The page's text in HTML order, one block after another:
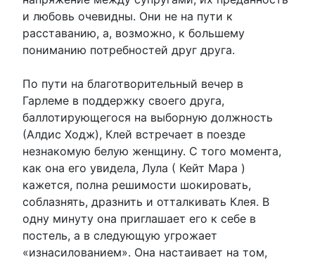
и любовь очевидны. Они не на пути к
расставанию, а, возможно, к большему
пониманию потребностей друг друга.
По пути на благотворительный вечер в
Гарлеме в поддержку своего друга,
баллотирующегося на выборную должность
(Алдис Ходж), Клей встречает в поезде
незнакомую белую женщину. С того момента,
как она его увидела, Лула ( Кейт Мара )
кажется, полна решимости шокировать,
соблазнять, дразнить и отталкивать Клея. В
одну минуту она приглашает его к себе в
постель, а в следующую угрожает
«изнасилованием». Она настаивает на том,